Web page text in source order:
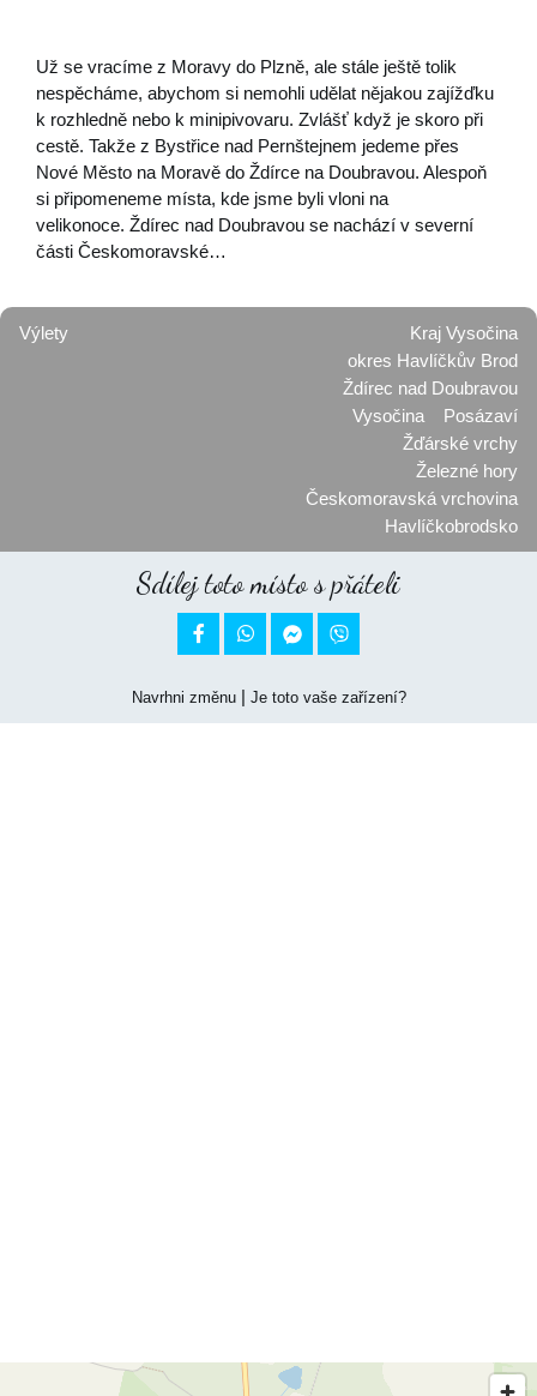
Už se vracíme z Moravy do Plzně, ale stále ještě tolik
nespěcháme, abychom si nemohli udělat nějakou zajížďku
k rozhledně nebo k minipivovaru. Zvlášť když je skoro při
cestě. Takže z Bystřice nad Pernštejnem jedeme přes
Nové Město na Moravě do Ždírce na Doubravou. Alespoň
si připomeneme místa, kde jsme byli vloni na
velikonoce. Ždírec nad Doubravou se nachází v severní
části Českomoravské…
Výlety
Kraj Vysočina
okres Havlíčkův Brod
Ždírec nad Doubravou
Vysočina
Posázaví
Žďárské vrchy
Železné hory
Českomoravská vrchovina
Havlíčkobrodsko
Sdílej toto místo s přáteli
 
Navrhni změnu| Je toto vaše zařízení?